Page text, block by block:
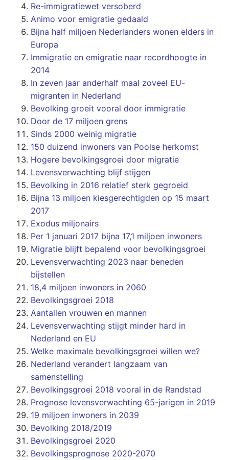
Re-immigratiewet versoberd
Animo voor emigratie gedaald
Bijna half miljoen Nederlanders wonen elders in
Europa
Immigratie en emigratie naar recordhoogte in
2014
In zeven jaar anderhalf maal zoveel EU-
migranten in Nederland
Bevolking groeit vooral door immigratie
Door de 17 miljoen grens
Sinds 2000 weinig migratie
150 duizend inwoners van Poolse herkomst
Hogere bevolkingsgroei door migratie
Levensverwachting blijf stijgen
Bevolking in 2016 relatief sterk gegroeid
Bijna 13 miljoen kiesgerechtigden op 15 maart
2017
Exodus miljonairs
Per 1 januari 2017 bijna 17,1 miljoen inwoners
Migratie blijft bepalend voor bevolkingsgroei
Levensverwachting 2023 naar beneden
bijstellen
18,4 miljoen inwoners in 2060
Bevolkingsgroei 2018
Aantallen vrouwen en mannen
Levensverwachting stijgt minder hard in
Nederland en EU
Welke maximale bevolkingsgroei willen we?
Nederland verandert langzaam van
samenstelling
Bevolkingsgroei 2018 vooral in de Randstad
Prognose levensverwachting 65-jarigen in 2019
19 miljoen inwoners in 2039
Bevolking 2018/2019
Bevolkingsgroei 2020
Bevolkingsprognose 2020-2070